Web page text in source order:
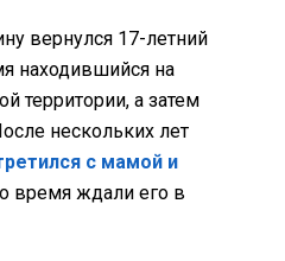
вернулся 17-летний
находившийся на
территории, а затем
нескольких лет
с мамой и
время ждали его в